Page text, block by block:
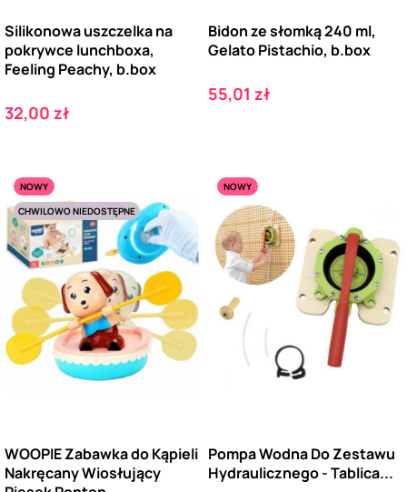
Silikonowa uszczelka na
pokrywce lunchboxa,
Feeling Peachy, b.box
Cena
32,00 zł
Bidon ze słomką 240 ml,
Gelato Pistachio, b.box
Cena
55,01 zł
NOWY
CHWILOWO NIEDOSTĘPNE
WOOPIE Zabawka do Kąpieli
Nakręcany Wiosłujący
NOWY
Pompa Wodna Do Zestawu
Hydraulicznego - Tablica...